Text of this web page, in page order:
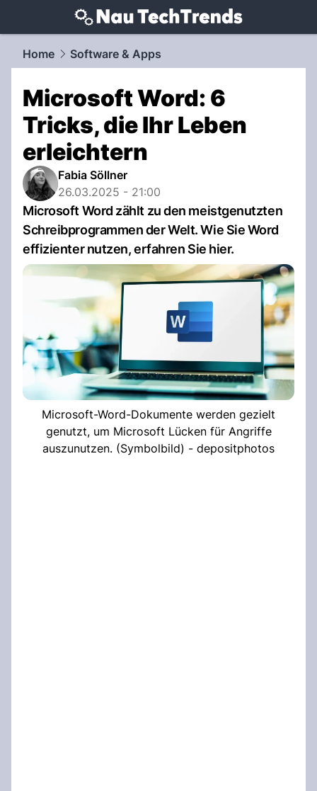
techtrends.NAU.ch
Home Software & Apps
Microsoft Word: 6
Tricks, die Ihr Leben
erleichtern
Fabia Söllner
26.03.2025 - 21:00
Microsoft Word zählt zu den meistgenutzten
Schreibprogrammen der Welt. Wie Sie Word
effizienter nutzen, erfahren Sie hier.
Microsoft-Word-Dokumente werden gezielt
genutzt, um Microsoft Lücken für Angriffe
auszunutzen. (Symbolbild) - depositphotos